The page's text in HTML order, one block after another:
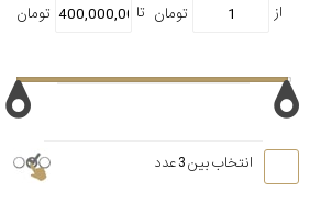
انتخاب بین 3 عدد